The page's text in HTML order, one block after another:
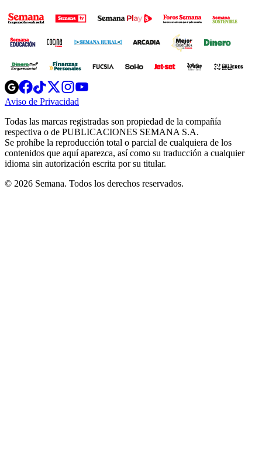
Opens
in
new
Opens
in
new
Opens
in
new
window
Opens
new
windowwindow
Aviso de Privacidad
new
window
Todas las marcas registradas son propiedad de la compañía
respectiva o de PUBLICACIONES SEMANA S.A.
Se prohíbe la reproducción total o parcial de cualquiera de los
contenidos que aquí aparezca, así como su traducción a cualquier
idioma sin autorización escrita por su titular.
© 2026 Semana. Todos los derechos reservados.